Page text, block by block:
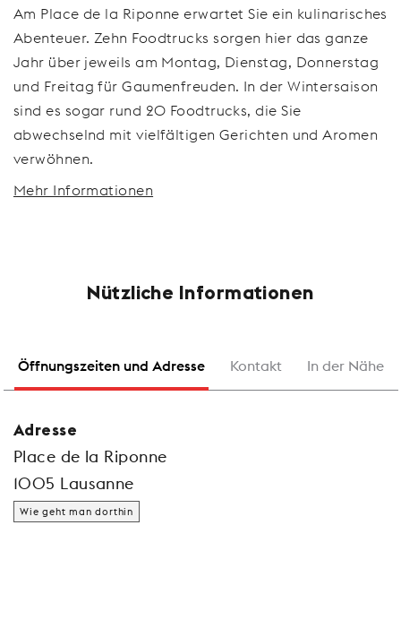
Am Place de la Riponne erwartet Sie ein kulinarisches
Abenteuer. Zehn Foodtrucks sorgen hier das ganze
Jahr über jeweils am Montag, Dienstag, Donnerstag
und Freitag für Gaumenfreuden. In der Wintersaison
sind es sogar rund 20 Foodtrucks, die Sie
abwechselnd mit vielfältigen Gerichten und Aromen
verwöhnen.
Mehr Informationen
Nützliche Informationen
Öffnungszeiten und Adresse Kontakt In der Nähe
Adresse
Place de la Riponne
1005 Lausanne
Wie geht man dorthin